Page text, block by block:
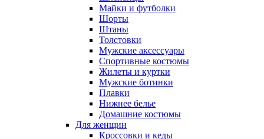
Майки и футболки
Шорты
Штаны
Толстовки
Мужские аксессуары
Спортивные костюмы
Жилеты и куртки
Мужские ботинки
Плавки
Нижнее белье
Домашние костюмы
Для женщин
Кроссовки и кеды